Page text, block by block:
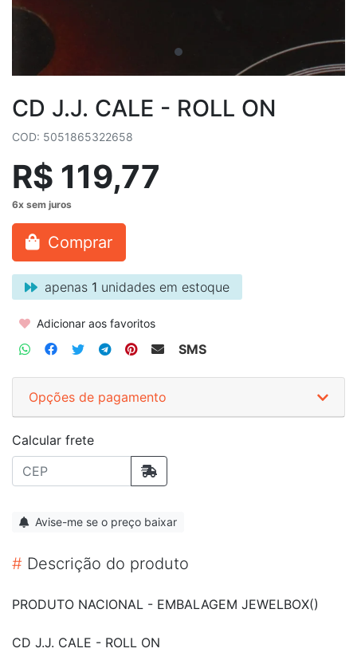
CD J.J. CALE - ROLL ON
COD: 5051865322658
R$ 119,77
Comprar
apenas 1 unidades em estoque
Adicionar aos favoritos
SMS
Opções de pagamento
Calcular frete
Avise-me se o preço baixar
# Descrição do produto
PRODUTO NACIONAL - EMBALAGEM JEWELBOX()
CD J.J. CALE - ROLL ON